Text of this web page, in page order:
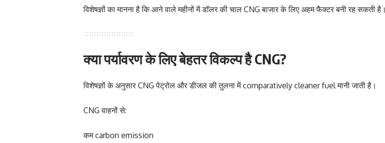
विशेषज्ञों का मानना है कि आने वाले महीनों में डॉलर की चाल CNG बाजार के लिए अहम फैक्टर बनी रह सकती है।
क्या पर्यावरण के लिए बेहतर विकल्प है CNG?
विशेषज्ञों के अनुसार CNG पेट्रोल और डीजल की तुलना में comparatively cleaner fuel मानी जाती है।
CNG वाहनों से:
कम carbon emission